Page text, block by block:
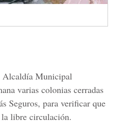
Alcaldía Municipal
varias colonias cerradas
Seguros, para verificar que
libre circulación.